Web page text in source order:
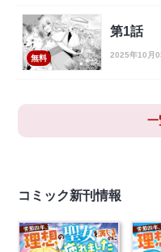
無料
第1話
2025年10月
一
コミック新刊情報